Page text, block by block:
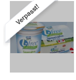
Verpasst!